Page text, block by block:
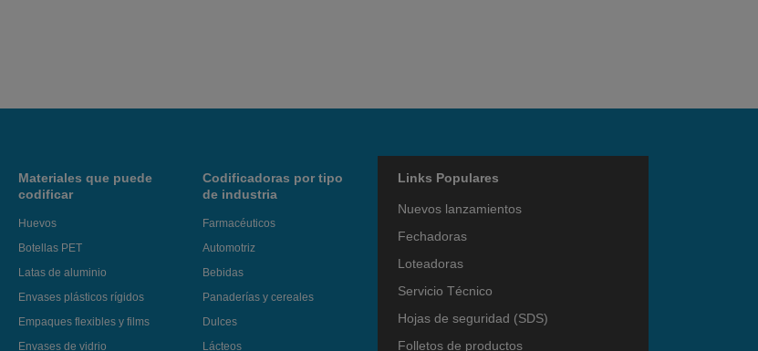
Materiales que puede
codificar
Huevos
Botellas PET
Latas de aluminio
Envases plásticos rígidos
Empaques flexibles y films
Envases de vidrio
Codificadoras por tipo
de industria
Farmacéuticos
Automotriz
Bebidas
Panaderías y cereales
Dulces
Lácteos
Links Populares
Nuevos lanzamientos
Fechadoras
Loteadoras
Servicio Técnico
Hojas de seguridad (SDS)
Folletos de productos